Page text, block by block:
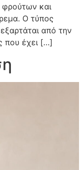
και
Ο τύπος
από την
που έχει […]